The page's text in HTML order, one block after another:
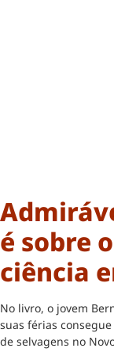
é sobre
ciência
No livro, o jovem
suas férias
de selvagens no